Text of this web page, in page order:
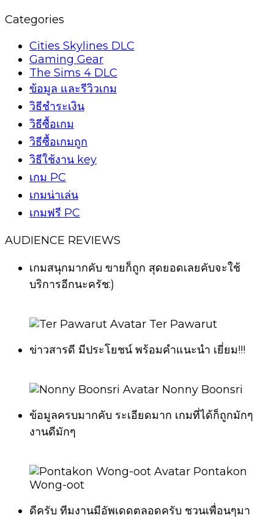
Categories
Cities Skylines DLC
Gaming Gear
The Sims 4 DLC
ข้อมูล และรีวิวเกม
วิธีชำระเงิน
วิธีซื้อเกม
วิธีซื้อเกมถูก
วิธีใช้งาน key
เกม PC
เกมน่าเล่น
เกมฟรี PC
AUDIENCE REVIEWS
เกมสนุกมากคับ ขายก็ถูก สุดยอดเลยคับจะใช้
บริการอีกนะครัช:)
Ter Pawarut
ข่าวสารดี มีประโยชน์ พร้อมคำแนะนำ เยี่ยม!!!
Nonny Boonsri
ข้อมูลครบมากคับ ระเอียดมาก เกมที่ได้ก็ถูกมักๆ
งานดีมักๆ
Pontakon
Wong-oot
ดีครับ ทีมงานมีอัพเดดตลอดครับ ชวนเพื่อนๆมา